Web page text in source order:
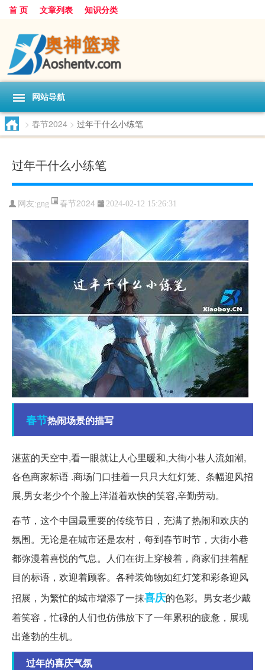
首 页 文章列表 知识分类
网站导航
> 春节2024 > 过年干什么小练笔
过年干什么小练笔
网友:gng 春节2024 2024-02-12 15:26:31
春节热闹场景的描写
湛蓝的天空中,看一眼就让人心里暖和,大街小巷人流如潮,
各色商家标语 .商场门口挂着一只只大红灯笼、条幅迎风招
展,男女老少个个脸上洋溢着欢快的笑容,辛勤劳动。
春节，这个中国最重要的传统节日，充满了热闹和欢庆的
氛围。无论是在城市还是农村，每到春节时节，大街小巷
都弥漫着喜悦的气息。人们在街上穿梭着，商家们挂着醒
目的标语，欢迎着顾客。各种装饰物如红灯笼和彩条迎风
招展，为繁忙的城市增添了一抹喜庆的色彩。男女老少戴
着笑容，忙碌的人们也仿佛放下了一年累积的疲惫，展现
出蓬勃的生机。
过年的喜庆气氛